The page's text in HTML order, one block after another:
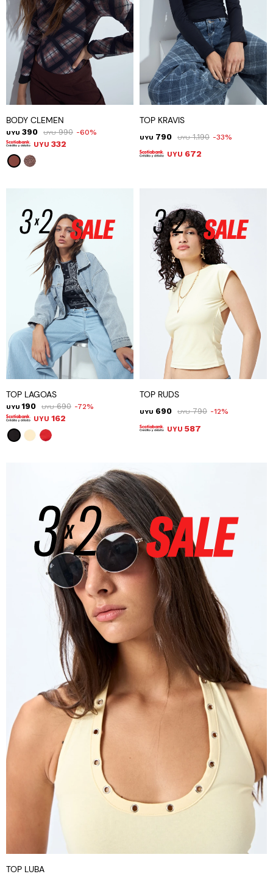
BODY CLEMEN
UYU 390 UYU 990 60
UYU 332
TOP KRAVIS
UYU 790 UYU 1.190 33
UYU 672
TOP LAGOAS
UYU 190 UYU 690 72
UYU 162
TOP RUDS
UYU 690 UYU 790 12
UYU 587
TOP LUBA